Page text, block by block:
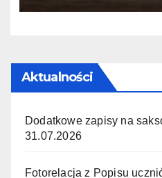
Aktualności
Dodatkowe zapisy na
31.07.2026
Fotorelacja z Popisu